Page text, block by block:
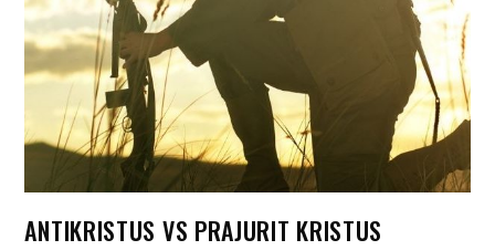
ANTIKRISTUS VS PRAJURIT KRISTUS